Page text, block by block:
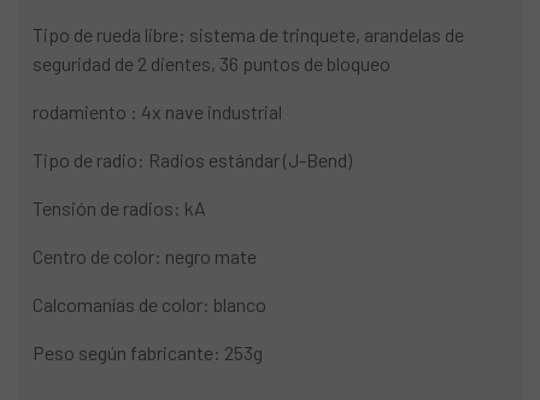
Tipo de rueda libre: sistema de trinquete, arandelas de
seguridad de 2 dientes, 36 puntos de bloqueo
rodamiento : 4x nave industrial
Tipo de radio: Radios estándar (J-Bend)
Tensión de radios: kA
Centro de color: negro mate
Calcomanías de color: blanco
Peso según fabricante: 253g